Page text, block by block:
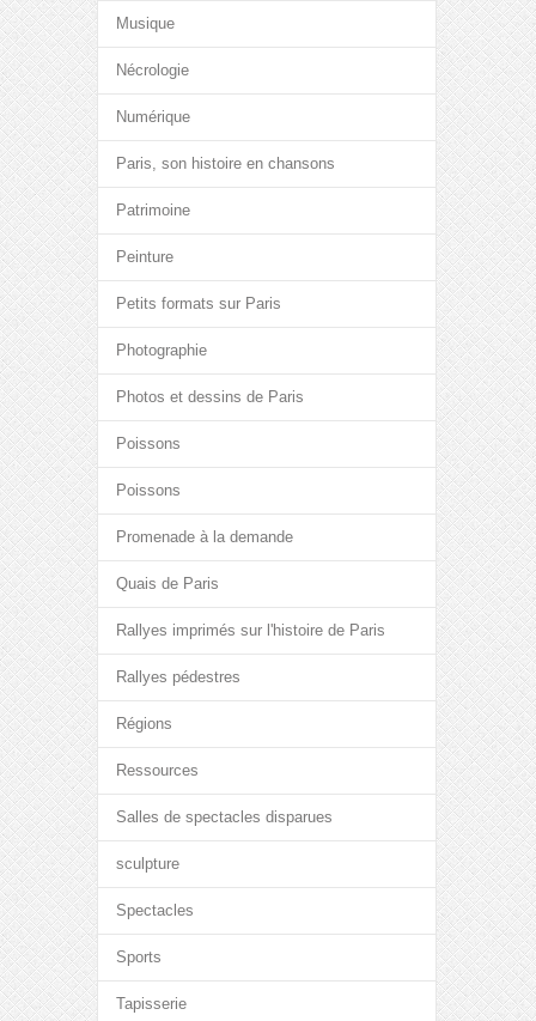
Musique
Nécrologie
Numérique
Paris, son histoire en chansons
Patrimoine
Peinture
Petits formats sur Paris
Photographie
Photos et dessins de Paris
Poissons
Poissons
Promenade à la demande
Quais de Paris
Rallyes imprimés sur l'histoire de Paris
Rallyes pédestres
Régions
Ressources
Salles de spectacles disparues
sculpture
Spectacles
Sports
Tapisserie